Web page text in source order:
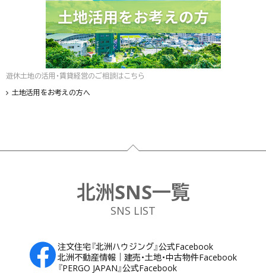
遊休土地の活用・賃貸経営のご相談はこちら
土地活用をお考えの方へ
フッター
北洲SNS一覧
SNS LIST
注文住宅『北洲ハウジング』公式Facebook
北洲不動産情報｜建売・土地・中古物件Facebook
『PERGO JAPAN』公式Facebook